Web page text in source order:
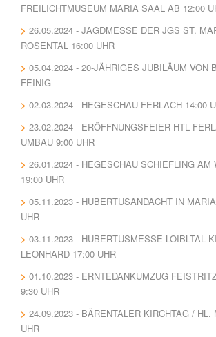
FREILICHTMUSEUM MARIA SAAL AB 12:00
26.05.2024 - JAGDMESSE DER JGS ST.
ROSENTAL 16:00 UHR
05.04.2024 - 20-JÄHRIGES JUBILÄUM VON
FEINIG
02.03.2024 - HEGESCHAU FERLACH 14:00
23.02.2024 - ERÖFFNUNGSFEIER HTL
UMBAU 9:00 UHR
26.01.2024 - HEGESCHAU SCHIEFLING AM
19:00 UHR
05.11.2023 - HUBERTUSANDACHT IN
UHR
03.11.2023 - HUBERTUSMESSE LOIBLTAL
LEONHARD 17:00 UHR
01.10.2023 - ERNTEDANKUMZUG
9:30 UHR
24.09.2023 - BÄRENTALER KIRCHTAG / HL.
UHR